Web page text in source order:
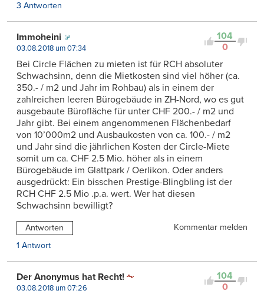
3 Antworten
104
0
Immoheini
03.08.2018 um 07:34
Bei Circle Flächen zu mieten ist für RCH absoluter
Schwachsinn, denn die Mietkosten sind viel höher (ca.
350.- / m2 und Jahr im Rohbau) als in einem der
zahlreichen leeren Bürogebäude in ZH-Nord, wo es gut
ausgebaute Bürofläche für unter CHF 200.- / m2 und
Jahr gibt. Bei einem angenommenen Flächenbedarf
von 10’000m2 und Ausbaukosten von ca. 100.- / m2
und Jahr sind die jährlichen Kosten der Circle-Miete
somit um ca. CHF 2.5 Mio. höher als in einem
Bürogebäude im Glattpark / Oerlikon. Oder anders
ausgedrückt: Ein bisschen Prestige-Blingbling ist der
RCH CHF 2.5 Mio .p.a. wert. Wer hat diesen
Schwachsinn bewilligt?
Antworten
Kommentar melden
1 Antwort
104
0
Der Anonymus hat Recht!
03.08.2018 um 07:26